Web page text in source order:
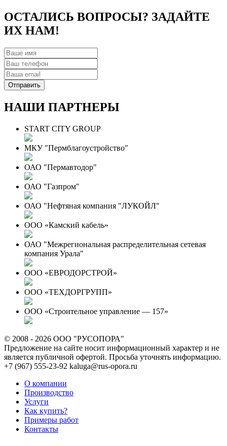
ОСТАЛИСЬ ВОПРОСЫ? ЗАДАЙТЕ
ИХ НАМ!
НАШИ ПАРТНЕРЫ
START CITY GROUP
МКУ "Пермблагоустройство"
ОАО "Пермавтодор"
ОАО "Газпром"
ОАО "Нефтяная компания "ЛУКОЙЛ"
ООО «Камский кабель»
ОАО "Межрегиональная распределительная сетевая
компания Урала"
ООО «ЕВРОДОРСТРОЙ»
ООО «ТЕХДОРГРУПП»
ООО «Строительное управление — 157»
© 2008 - 2026 ООО "РУСОПОРА"
Предложение на сайте носит информационный характер и не
является публичной офертой. Просьба уточнять информацию.
+7 (967) 555-23-92 kaluga@rus-opora.ru
О компании
Производство
Услуги
Как купить?
Примеры работ
Контакты